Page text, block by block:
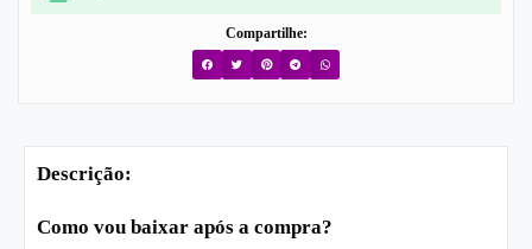
Compartilhe:
Descrição:
Como vou baixar após a compra?